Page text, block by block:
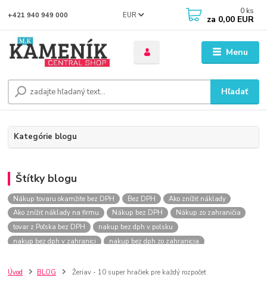
Menu
EUR
Hľadať
+421 940 949 000 0 ks
za 0,00 EUR
Kategórie blogu
Štítky blogu
Nákup tovaru okamžite bez DPH Bez DPH
Ako znížiť náklady
Ako znížiť náklady na firmu
Nákup bez DPH
Nákup zo zahraničia
tovar z Poľska bez DPH
nakup bez dph v polsku
nakup bez dph v zahranici
nakup bez dph zo zahranicia
szco nakup bez dph
Smart hodinky pre deti
Úvod BLOG Žeriav - 10 super hračiek pre každý rozpočet